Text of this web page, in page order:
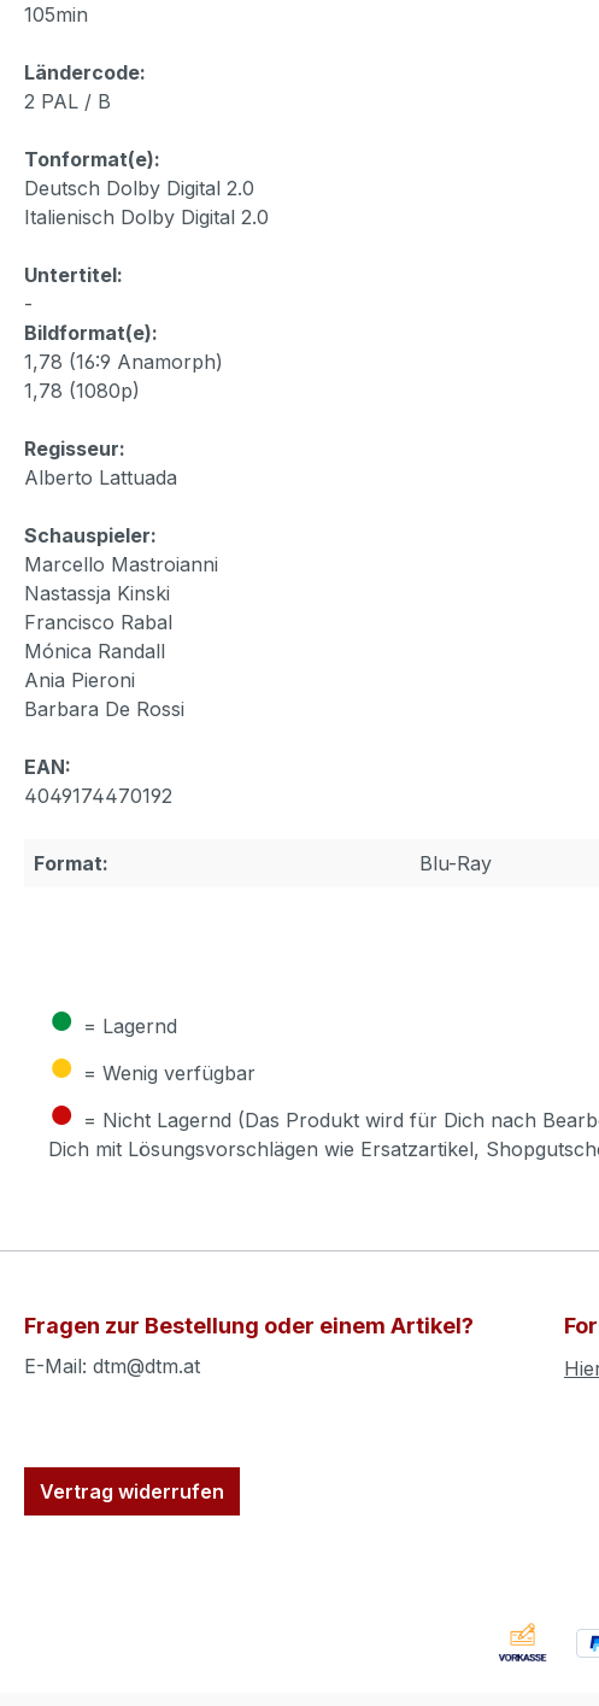
105min
Ländercode:
2 PAL / B
Tonformat(e):
Deutsch Dolby Digital 2.0
Italienisch Dolby Digital 2.0
Untertitel:
-
Bildformat(e):
1,78 (16:9 Anamorph)
1,78 (1080p)
Regisseur:
Alberto Lattuada
Schauspieler:
Marcello Mastroianni
Nastassja Kinski
Francisco Rabal
Mónica Randall
Ania Pieroni
Barbara De Rossi
EAN:
4049174470192
Format: Blu-Ray
● = Lagernd
● = Wenig verfügbar
● = Nicht Lagernd (Das Produkt wird für Dich nach
Dich mit Lösungsvorschlägen wie Ersatzartikel,
Fragen zur Bestellung oder einem Artikel?
E-Mail: dtm@dtm.at
Vertrag widerrufen